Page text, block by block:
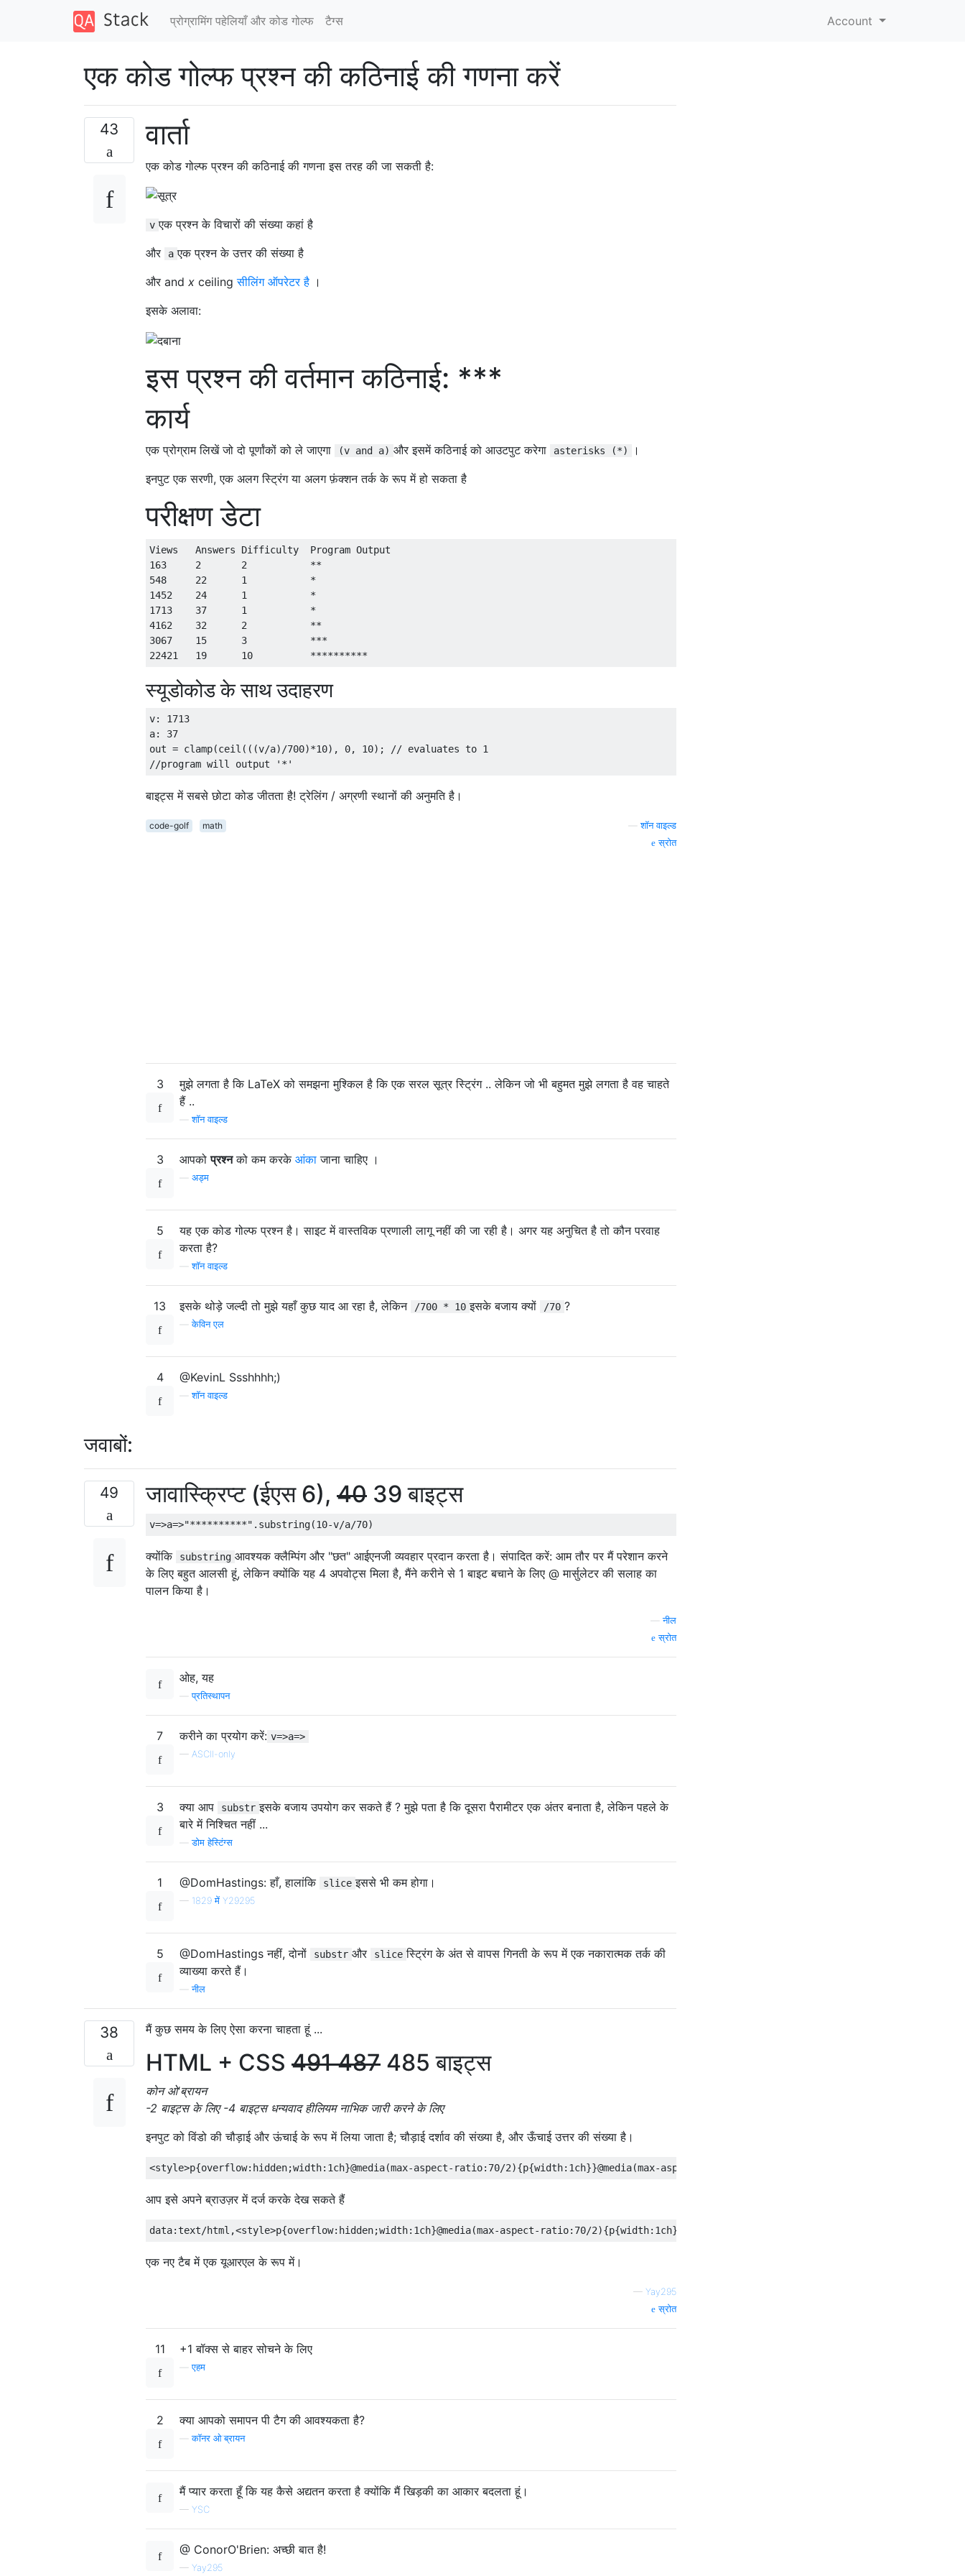
प्रोग्रामिंग पहेलियाँ और कोड गोल्फ टैग्‍स Account
एक कोड गोल्फ प्रश्न की कठिनाई की गणना करें
43 वार्ता
एक कोड गोल्फ प्रश्न की कठिनाई की गणना इस तरह की जा सकती है:
v एक प्रश्न के विचारों की संख्या कहां है
और
a एक प्रश्न के उत्तर की संख्या है
और and x ceilingसीलिंग ऑपरेटर है ।
इसके अलावा:
इस प्रश्न की वर्तमान कठिनाई: ***
कार्य
एक प्रोग्राम लिखें जो दो पूर्णांकों को ले जाएगा (v and a) और इसमें कठिनाई को आउटपुट करेगा asterisks (*)
।
इनपुट एक सरणी, एक अलग स्ट्रिंग या अलग फ़ंक्शन तर्क के रूप में हो सकता है
परीक्षण डेटा
Views   Answers Difficulty  Program Output
163     2       2           **
548     22      1           *
1452    24      1           *
1713    37      1           *
4162    32      2           **
3067    15      3           ***
स्यूडोकोड के साथ उदाहरण
v: 1713
a: 37
out = clamp(ceil(((v/a)/700)*10), 0, 10); // evaluates to 1
बाइट्स में सबसे छोटा कोड जीतता है! ट्रेलिंग / अग्रणी स्थानों की अनुमति है।
code-golf math —शॉन वाइल्ड
स्रोत
3
मुझे लगता है कि LaTeX को समझना मुश्किल है कि एक सरल सूत्र स्ट्रिंग .. लेकिन जो भी बहुमत मुझे लगता है वह चाहते
हैं ..
—शॉन वाइल्ड
3 आपकोप्रश्नको कम करके आंका जाना चाहिए ।
अड्म
5
यह एक कोड गोल्फ प्रश्न है। साइट में वास्तविक प्रणाली लागू नहीं की जा रही है। अगर यह अनुचित है तो कौन परवाह
करता है?
—शॉन वाइल्ड
13 इसके थोड़े जल्दी तो मुझे यहाँ कुछ याद आ रहा है, लेकिन /700 * 10 इसके बजाय क्यों /70 ?
—केविन एल
4 @KevinL Ssshhhh;)
—शॉन वाइल्ड
जवाबों:
49 जावास्क्रिप्ट (ईएस 6), 40 39 बाइट्स
क्योंकि substring आवश्यक क्लैम्पिंग और "छत" आईएनजी व्यवहार प्रदान करता है। संपादित करें: आम तौर पर मैं परेशान करने
के लिए बहुत आलसी हूं, लेकिन क्योंकि यह 4 अपवोट्स मिला है, मैंने करीने से 1 बाइट बचाने के लिए @ मार्सुलेटर की सलाह का
पालन किया है।
—नील
स्रोत
ओह, यह
—प्रतिस्थापन
7 करीने का प्रयोग करें: v=>a=>
— ASCII-only
3 क्या आप substr इसके बजाय उपयोग कर सकते हैं ? मुझे पता है कि दूसरा पैरामीटर एक अंतर बनाता है, लेकिन पहले के
बारे में निश्चित नहीं ...
—डोम हेस्टिंग्स
1 @DomHastings: हाँ, हालांकि slice इससे भी कम होगा।
— 1829 में Y29295
5 @DomHastings नहीं, दोनों substr और slice स्ट्रिंग के अंत से वापस गिनती के रूप में एक नकारात्मक तर्क की
व्याख्या करते हैं।
—नील
38 मैं कुछ समय के लिए ऐसा करना चाहता हूं ...
HTML + CSS 491487 485 बाइट्स
कोन ओ'ब्रायन
-2 बाइट्स के लिए -4 बाइट्स धन्यवाद हीलियम नाभिक जारी करने के लिए
इनपुट को विंडो की चौड़ाई और ऊंचाई के रूप में लिया जाता है; चौड़ाई दर्शाव की संख्या है, और ऊँचाई उत्तर की संख्या है।
आप इसे अपने ब्राउज़र में दर्ज करके देख सकते हैं
एक नए टैब में एक यूआरएल के रूप में।
— Yay295
स्रोत
11 +1 बॉक्स से बाहर सोचने के लिए
—एहम
2 क्या आपको समापन पी टैग की आवश्यकता है?
—कॉनर ओ'ब्रायन
मैं प्यार करता हूँ कि यह कैसे अद्यतन करता है क्योंकि मैं खिड़की का आकार बदलता हूं।
— YSC
@ ConorO'Brien: अच्छी बात है!
— Yay295